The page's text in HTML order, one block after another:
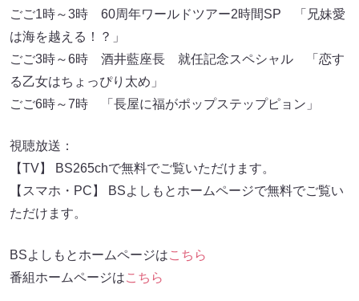
ごご1時～3時 60周年ワールドツアー2時間SP 「兄妹愛
は海を越える！？」
ごご3時～6時 酒井藍座長 就任記念スペシャル 「恋す
る乙女はちょっぴり太め」
ごご6時～7時 「長屋に福がポップステップピョン」
視聴放送：
【TV】 BS265chで無料でご覧いただけます。
【スマホ・PC】 BSよしもとホームページで無料でご覧い
ただけます。
BSよしもとホームページはこちら
番組ホームページはこちら